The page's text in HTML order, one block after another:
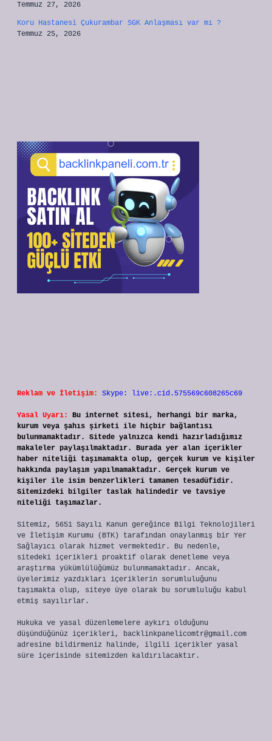
Temmuz 27, 2026
Koru Hastanesi Çukurambar SGK Anlaşması var mı ?
Temmuz 25, 2026
Reklam ve İletişim: Skype: live:.cid.575569c608265c69
Yasal Uyarı:
Bu internet sitesi, herhangi bir marka,
kurum veya şahıs şirketi ile hiçbir bağlantısı
bulunmamaktadır. Sitede yalnızca kendi hazırladığımız
makaleler paylaşılmaktadır. Burada yer alan içerikler
haber niteliği taşımamakta olup, gerçek kurum ve kişiler
hakkında paylaşım yapılmamaktadır. Gerçek kurum ve
kişiler ile isim benzerlikleri tamamen tesadüfidir.
Sitemizdeki bilgiler taslak halindedir ve tavsiye
niteliği taşımazlar.
Sitemiz, 5651 Sayılı Kanun gereğince Bilgi Teknolojileri
ve İletişim Kurumu (BTK) tarafından onaylanmış bir Yer
Sağlayıcı olarak hizmet vermektedir. Bu nedenle,
sitedeki içerikleri proaktif olarak denetleme veya
araştırma yükümlülüğümüz bulunmamaktadır. Ancak,
üyelerimiz yazdıkları içeriklerin sorumluluğunu
taşımakta olup, siteye üye olarak bu sorumluluğu kabul
etmiş sayılırlar.
Hukuka ve yasal düzenlemelere aykırı olduğunu
düşündüğünüz içerikleri, backlinkpanelicomtr@gmail.com
adresine bildirmeniz halinde, ilgili içerikler yasal
süre içerisinde sitemizden kaldırılacaktır.